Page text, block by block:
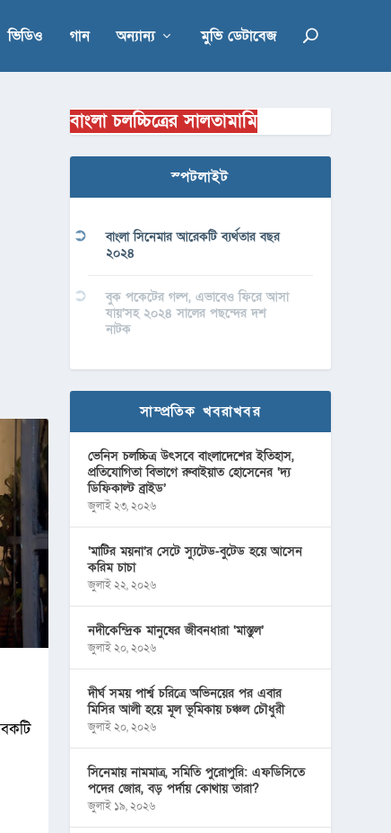
ভিডিও গান অন্যান্য মুভি ডেটাবেজ
বাংলা চলচ্চিত্রের সালতামামি
স্পটলাইট
বাংলা সিনেমার আরেকটি ব্যর্থতার বছর
২০২৪
বুক পকেটের গল্প, এভাবেও ফিরে আসা
যায়’সহ ২০২৪ সালের পছন্দের দশ
নাটক
সাম্প্রতিক খবরাখবর
ভেনিস চলচ্চিত্র উৎসবে বাংলাদেশের ইতিহাস,
প্রতিযোগিতা বিভাগে রুবাইয়াত হোসেনের ‘দ্য
ডিফিকাল্ট ব্রাইড’
জুলাই ২৩, ২০২৬
‘মাটির ময়না’র সেটে স্যুটেড-বুটেড হয়ে আসেন
করিম চাচা
জুলাই ২২, ২০২৬
নদীকেন্দ্রিক মানুষের জীবনধারা ‘মাস্তুল’
জুলাই ২০, ২০২৬
দীর্ঘ সময় পার্শ্ব চরিত্রে অভিনয়ের পর এবার
মিসির আলী হয়ে মূল ভূমিকায় চঞ্চল চৌধুরী
জুলাই ২০, ২০২৬
সিনেমায় নামমাত্র, সমিতি পুরোপুরি: এফডিসিতে
পদের জোর, বড় পর্দায় কোথায় তারা?
জুলাই ১৯, ২০২৬